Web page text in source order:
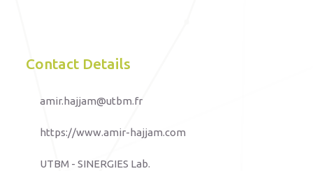
Contact Details
amir.hajjam@utbm.fr
https://www.amir-hajjam.com
UTBM - SINERGIES Lab.